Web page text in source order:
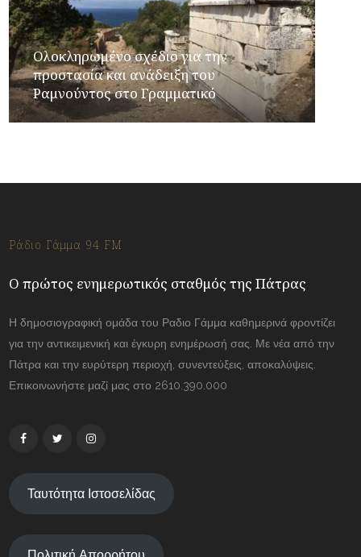
Ολοκληρωμένο σχέδιο για την
προστασία και ανάδειξη του
Ραμνούντος στο Γραμματικό
Ράδιο Γάμμα 94 FM
Ο πρώτος ενημερωτικός σταθμός της Πάτρας
Η δημοσιογραφική ομάδα του Ραδιο Γάμμα καθημερινά φροντίζει
για την αντικειμενική και έγκυρη ενημέρωσή σας. Με νέα από την
Πάτρα και την ευρύτερη περιοχή, συνεντεύξεις, αποκαλύψεις.
Επικοινωνήστε μαζί μας στο 2610.390.000
Ταυτότητα Ιστοσελίδας